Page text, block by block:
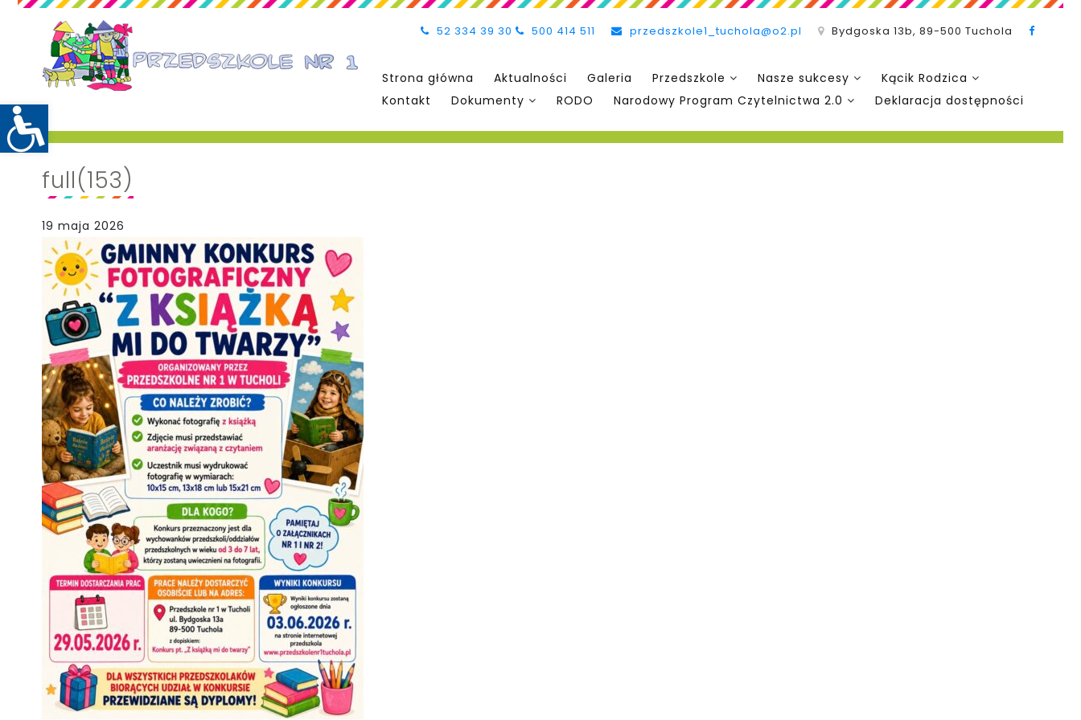
52 334 39 30 500 414 511 przedszkole1_tuchola@o2.pl Bydgoska 13b, 89-500 Tuchola
Strona główna Aktualności Galeria Przedszkole Nasze sukcesy
Kącik Rodzica
Kontakt
Dokumenty RODO Narodowy Program Czytelnictwa 2.0 Deklaracja dostępności
full(153)
19 maja 2026